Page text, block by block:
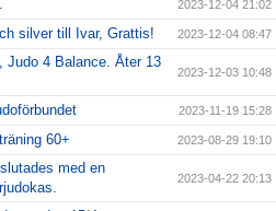
2023-12-04 21:02
silver till Ivar, Grattis! 2023-12-04 08:47
Judo 4 Balance. Åter 13
2023-12-03 10:48
2023-11-19 15:28
60+ 2023-08-29 19:10
med en
2023-04-22 20:13